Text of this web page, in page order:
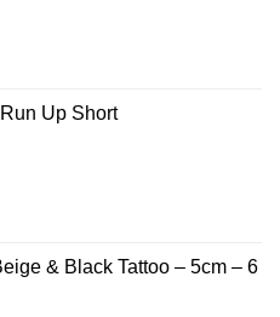
Up Short
& Black Tattoo – 5cm – 6